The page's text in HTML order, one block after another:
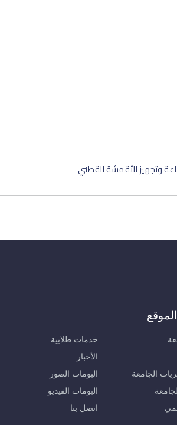
وتجهيز الأقمشة القطني
الجامعة
خدمات طلابية
الأخبار
البومات الصور
البومات الفيديو
اتصل بنا